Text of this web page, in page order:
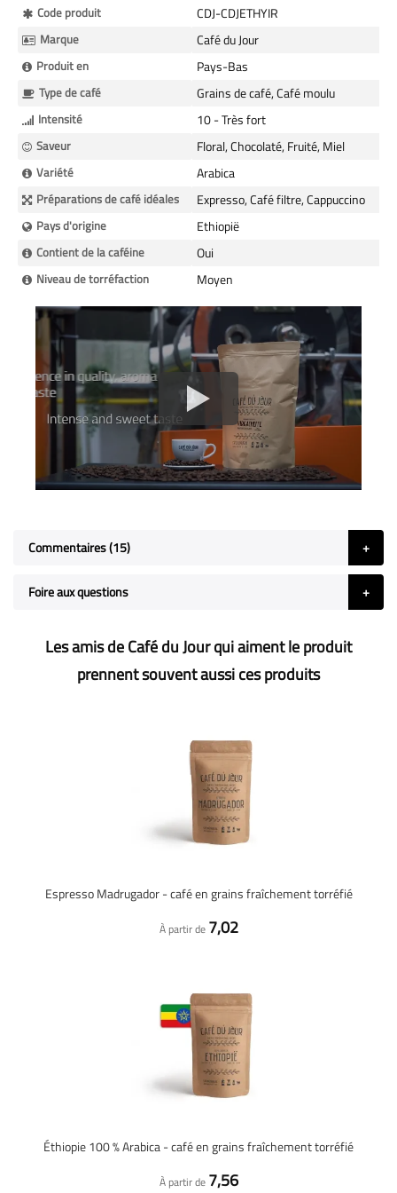
Plus
d’information
Code produit CDJ-CDJETHYIR
Marque Café du Jour
Produit en Pays-Bas
Type de café Grains de café, Café moulu
Intensité 10 - Très fort
Saveur Floral, Chocolaté, Fruité, Miel
Variété Arabica
Préparations de café idéales Expresso, Café filtre, Cappuccino
Pays d'origine Ethiopië
Contient de la caféine Oui
Niveau de torréfaction Moyen
Commentaires 15
Foire aux questions
Les amis de Café du Jour qui aiment le produit
prennent souvent aussi ces produits
Espresso Madrugador - café en grains fraîchement torréfié
À partir de 7,02
Éthiopie 100 % Arabica - café en grains fraîchement torréfié
À partir de 7,56